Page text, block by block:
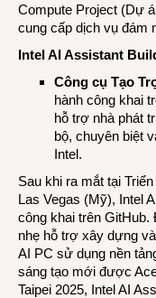
Compute Project (Dự
cung cấp dịch vụ đám
Intel AI Assistant
Công cụ Tạo
hành công khai
hỗ trợ nhà phát
bộ, chuyên biệt
Intel.
Sau khi ra mắt tại
Las Vegas (Mỹ), Intel
công khai trên GitHub.
nhẹ hỗ trợ xây dựng
AI PC sử dụng nền
sáng tạo mới được
Taipei 2025, Intel AI